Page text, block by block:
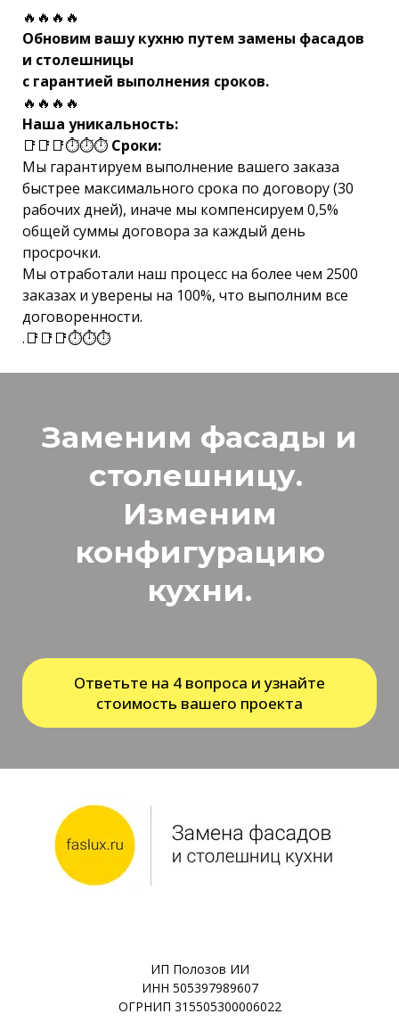
🔥🔥🔥🔥
Обновим вашу кухню путем замены фасадов
и столешницы
с гарантией выполнения сроков.
🔥🔥🔥🔥
Наша уникальность:
📑📑📑⏱⏱⏱ Сроки:
Мы гарантируем выполнение вашего заказа
быстрее максимального срока по договору (30
рабочих дней), иначе мы компенсируем 0,5%
общей суммы договора за каждый день
просрочки.
Мы отработали наш процесс на более чем 2500
заказах и уверены на 100%, что выполним все
договоренности.
.📑📑📑⏱⏱⏱
Заменим фасады и
столешницу.
Изменим
конфигурацию
кухни.
Ответьте на 4 вопроса и узнайте
стоимость вашего проекта
ИП Полозов ИИ
ИНН 505397989607
ОГРНИП 315505300006022